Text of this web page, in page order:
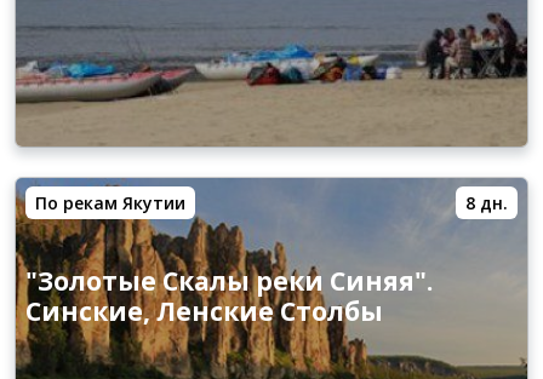
По рекам Якутии 8 дн.
"Золотые Скалы реки Синяя".
Синские, Ленские Столбы